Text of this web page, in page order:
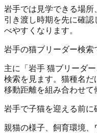
岩手では見学できる場所
引き渡し時期を先に確
べやすくなります。
岩手の猫ブリーダー検索
主に「岩手 猫ブリーダ
検索を見ます。猫種名だ
移動距離を組み合わせて
岩手で子猫を迎える前に
親猫の様子、飼育環境